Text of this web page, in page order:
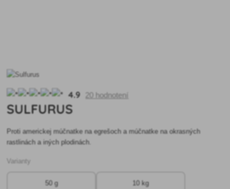
4.9 20 hodnotení
SULFURUS
Proti americkej múčnatke na egrešoch a múčnatke na okrasných
rastlinách a iných plodinách.
Varianty
50 g 10 kg